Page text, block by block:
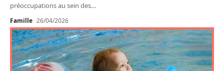
préoccupations au sein des…
Famille 26/04/2026